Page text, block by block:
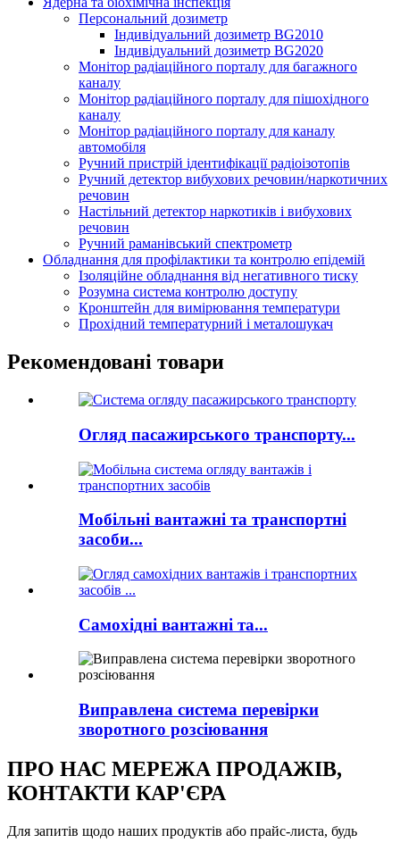
Персональний дозиметр
Індивідуальний дозиметр BG2010
Індивідуальний дозиметр BG2020
Монітор радіаційного порталу для багажного
каналу
Монітор радіаційного порталу для пішохідного
каналу
Монітор радіаційного порталу для каналу
автомобіля
Ручний пристрій ідентифікації радіоізотопів
Ручний детектор вибухових речовин/наркотичних
речовин
Настільний детектор наркотиків і вибухових
речовин
Ручний раманівський спектрометр
Обладнання для профілактики та контролю епідемій
Ізоляційне обладнання від негативного тиску
Розумна система контролю доступу
Кронштейн для вимірювання температури
Прохідний температурний і металошукач
Рекомендовані товари
Огляд пасажирського транспорту...
Мобільні вантажні та транспортні
засоби...
Самохідні вантажні та...
Виправлена ​​система перевірки
зворотного розсіювання
ПРО НАС МЕРЕЖА ПРОДАЖІВ,
КОНТАКТИ КАР'ЄРА
Для запитів щодо наших продуктів або прайс-листа, будь